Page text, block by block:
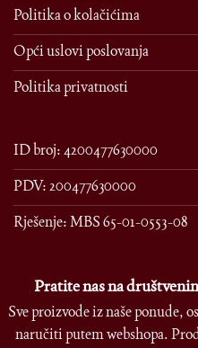
Politika o kolačićima
Opći uslovi poslovanja
Politika privatnosti
ID broj: 4200477630000
PDV: 200477630000
Rješenje: MBS 65-01-0553-08
Pratite nas na
Sve proizvode iz naše ponude,
naručiti putem webshopa.